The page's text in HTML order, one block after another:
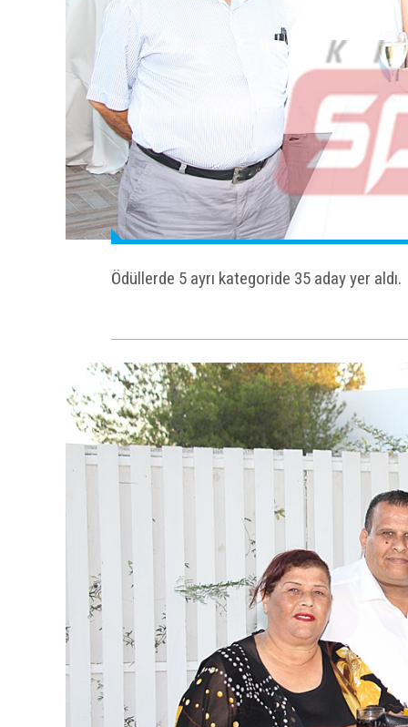
Ödüllerde 5 ayrı kategoride 35 aday yer aldı.